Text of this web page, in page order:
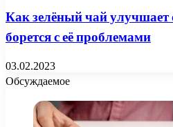
Как зелёный чай улучшает
борется с её проблемами
03.02.2023
Обсуждаемое